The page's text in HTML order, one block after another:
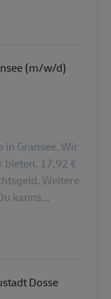
(m/w/d)
in Gransee. Wir
bieten. 17,92 €
Weitere
kanns...
Dosse